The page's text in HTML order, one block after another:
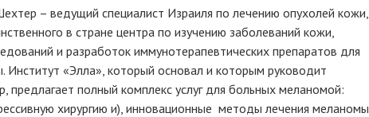
– ведущий специалист Израиля по лечению опухолей кожи,
в стране центра по изучению заболеваний кожи,
и разработок иммунотерапевтических препаратов для
Институт «Элла», который основал и которым руководит
предлагает полный комплекс услуг для больных меланомой:
хирургию и), инновационные методы лечения меланомы